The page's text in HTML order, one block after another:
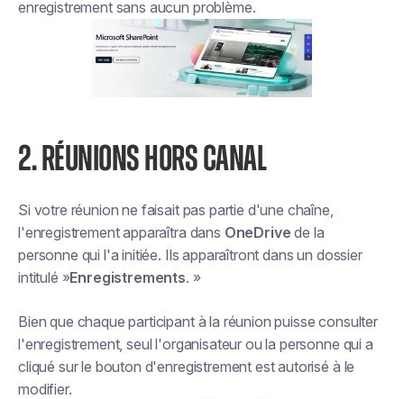
enregistrement sans aucun problème.
2. RÉUNIONS HORS CANAL
Si votre réunion ne faisait pas partie d'une chaîne,
l'enregistrement apparaîtra dans OneDrive de la
personne qui l'a initiée. Ils apparaîtront dans un dossier
intitulé »Enregistrements. »
Bien que chaque participant à la réunion puisse consulter
l'enregistrement, seul l'organisateur ou la personne qui a
cliqué sur le bouton d'enregistrement est autorisé à le
modifier.